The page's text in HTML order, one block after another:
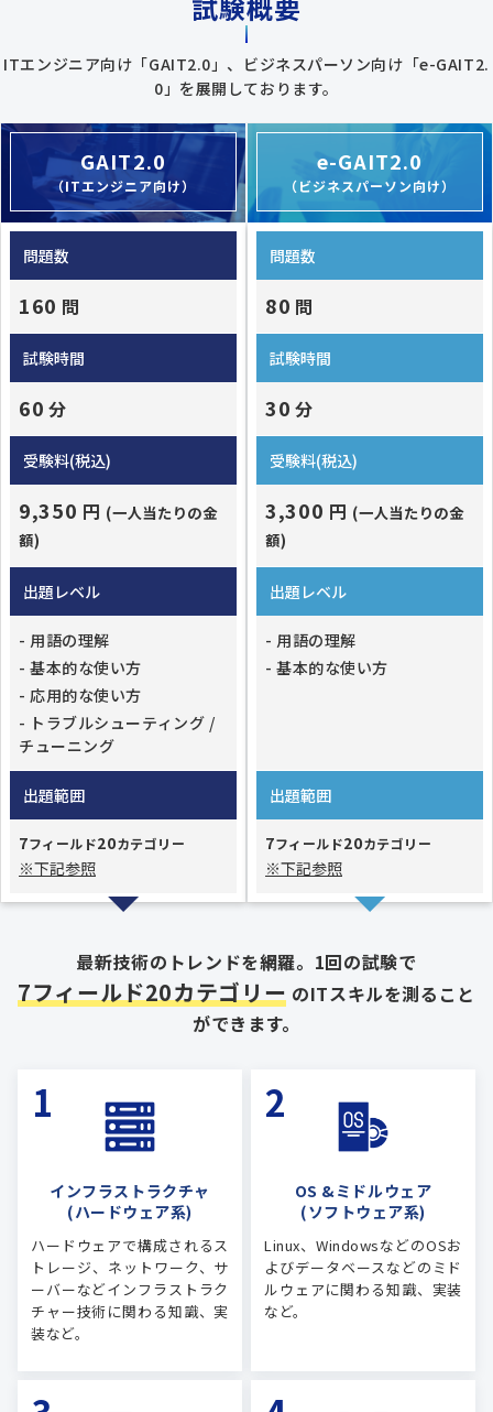
ITエンジニア向け「GAIT2.0」、ビジネスパーソン向け「e-GAIT2.
0」を展開しております。
GAIT2.0
（ITエンジニア向け）
問題数
160 問
試験時間
60 分
受験料(税込)
9,350 円 (一人当たりの金
額)
出題レベル
- 用語の理解
- 基本的な使い方
- 応用的な使い方
- トラブルシューティング /
チューニング
出題範囲
7フィールド20カテゴリー
※下記参照
e-GAIT2.0
（ビジネスパーソン向け）
問題数
80 問
試験時間
30 分
受験料(税込)
3,300 円 (一人当たりの金
額)
出題レベル
- 用語の理解
- 基本的な使い方
出題範囲
7フィールド20カテゴリー
※下記参照
最新技術のトレンドを網羅。1回の試験で
7フィールド20カテゴリー のITスキルを測ること
ができます。
インフラストラクチャ
(ハードウェア系)
ハードウェアで構成されるス
トレージ、ネットワーク、サ
ーバーなどインフラストラク
チャー技術に関わる知識、実
装など。
OS &ミドルウェア
(ソフトウェア系)
Linux、WindowsなどのOSお
よびデータベースなどのミド
ルウェアに関わる知識、実装
など。